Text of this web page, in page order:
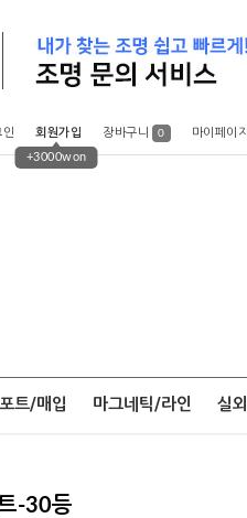
인 회원가입
+3000won
장바구니 0 마이페이지
트/매입 마그네틱/라인 실외
-30등